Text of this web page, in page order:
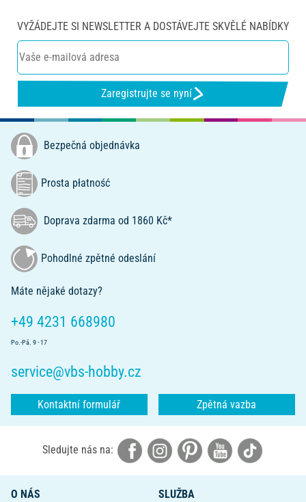
VYŽÁDEJTE SI NEWSLETTER A DOSTÁVEJTE SKVĚLÉ NABÍDKY
Zaregistrujte se nyní
Bezpečná objednávka
Prosta płatność
Doprava zdarma od 1860 Kč*
Pohodlné zpětné odeslání
Máte nějaké dotazy?
+49 4231 668980
Po.-Pá. 9 - 17
service@vbs-hobby.cz
Kontaktní formulář Zpětná vazba
Sledujte nás na:
O NÁS
SLUŽBA